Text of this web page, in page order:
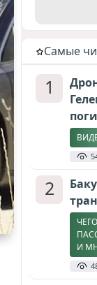
Cамые
1
2
И